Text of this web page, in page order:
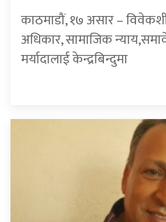
काठमाडौं, १७ असार –
अधिकार, सामाजिक
मर्यादालाई केन्द्रबिन्दुमा